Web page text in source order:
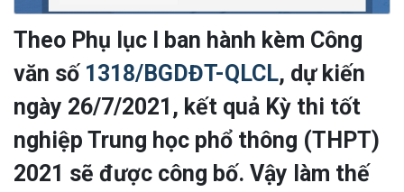
Theo Phụ lục I ban hành kèm Công
văn số 1318/BGDĐT-QLCL, dự kiến
ngày 26/7/2021, kết quả Kỳ thi tốt
nghiệp Trung học phổ thông (THPT)
2021 sẽ được công bố. Vậy làm thế